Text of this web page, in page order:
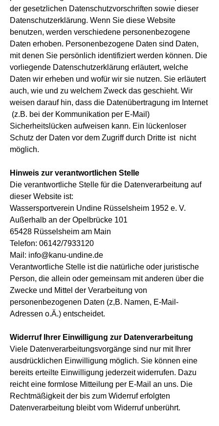
der gesetzlichen Datenschutzvorschriften sowie dieser
Datenschutzerklärung. Wenn Sie diese Website
benutzen, werden verschiedene personenbezogene
Daten erhoben. Personenbezogene Daten sind Daten,
mit denen Sie persönlich identifiziert werden können. Die
vorliegende Datenschutzerklärung erläutert, welche
Daten wir erheben und wofür wir sie nutzen. Sie erläutert
auch, wie und zu welchem Zweck das geschieht. Wir
weisen darauf hin, dass die Datenübertragung im Internet
(z.B. bei der Kommunikation per E-Mail)
Sicherheitslücken aufweisen kann. Ein lückenloser
Schutz der Daten vor dem Zugriff durch Dritte ist nicht
möglich.
Hinweis zur verantwortlichen Stelle
Die verantwortliche Stelle für die Datenverarbeitung auf
dieser Website ist:
Wassersportverein Undine Rüsselsheim 1952 e. V.
Außerhalb an der Opelbrücke 101
65428 Rüsselsheim am Main
Telefon: 06142/7933120
Mail: info@kanu-undine.de
Verantwortliche Stelle ist die natürliche oder juristische
Person, die allein oder gemeinsam mit anderen über die
Zwecke und Mittel der Verarbeitung von
personenbezogenen Daten (z,B. Namen, E-Mail-
Adressen o.Ä.) entscheidet.
Widerruf Ihrer Einwilligung zur Datenverarbeitung
Viele Datenverarbeitungsvorgänge sind nur mit Ihrer
ausdrücklichen Einwilligung möglich. Sie können eine
bereits erteilte Einwilligung jederzeit widerrufen. Dazu
reicht eine formlose Mitteilung per E-Mail an uns. Die
Rechtmäßigkeit der bis zum Widerruf erfolgten
Datenverarbeitung bleibt vom Widerruf unberührt.